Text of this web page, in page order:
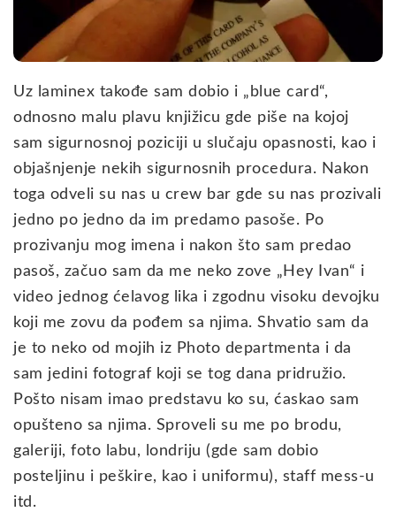
Uz laminex takođe sam dobio i „blue card“,
odnosno malu plavu knjižicu gde piše na kojoj
sam sigurnosnoj poziciji u slučaju opasnosti, kao i
objašnjenje nekih sigurnosnih procedura. Nakon
toga odveli su nas u crew bar gde su nas prozivali
jedno po jedno da im predamo pasoše. Po
prozivanju mog imena i nakon što sam predao
pasoš, začuo sam da me neko zove „Hey Ivan“ i
video jednog ćelavog lika i zgodnu visoku devojku
koji me zovu da pođem sa njima. Shvatio sam da
je to neko od mojih iz Photo departmenta i da
sam jedini fotograf koji se tog dana pridružio.
Pošto nisam imao predstavu ko su, ćaskao sam
opušteno sa njima. Sproveli su me po brodu,
galeriji, foto labu, londriju (gde sam dobio
posteljinu i peškire, kao i uniformu), staff mess-u
itd.